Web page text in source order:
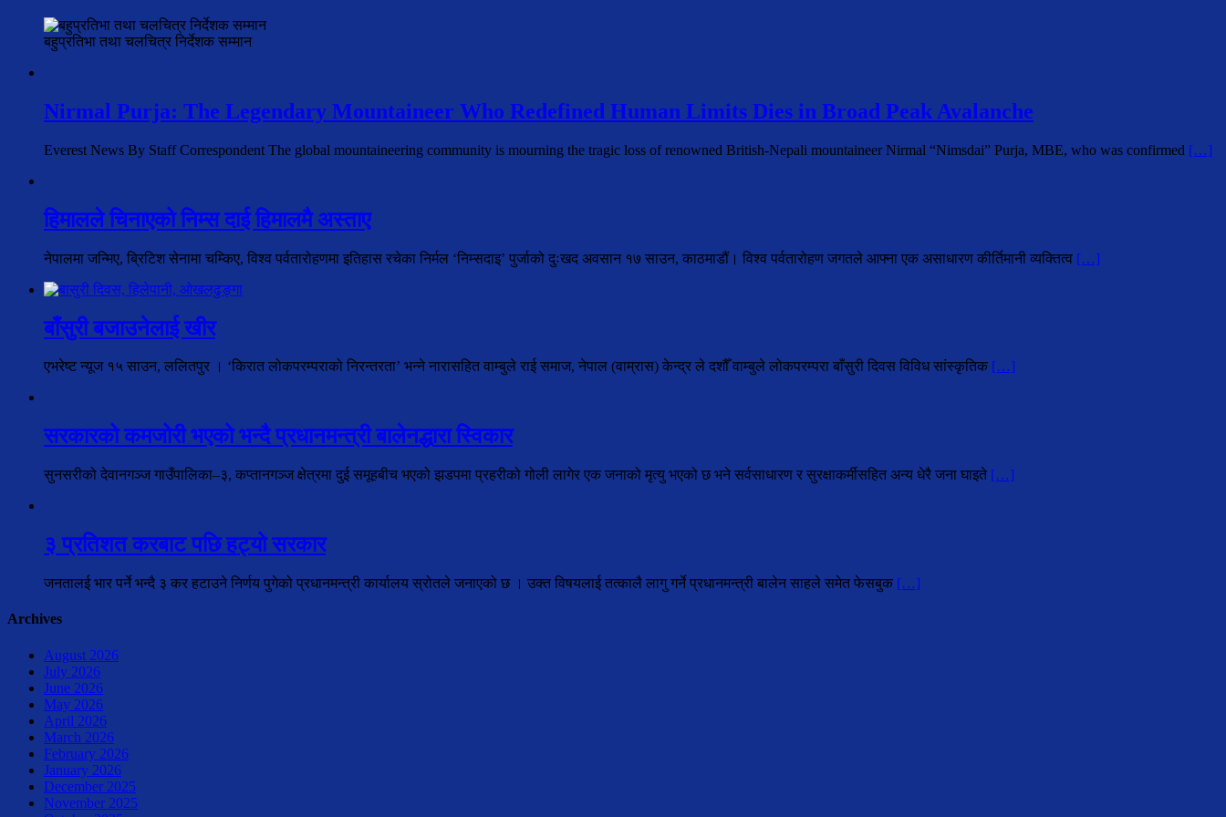
बहुप्रतिभा तथा चलचित्र निर्देशक सम्मान
Nirmal Purja: The Legendary Mountaineer Who Redefined Human Limits Dies in Broad Peak Avalanche
Everest News By Staff Correspondent The global mountaineering community is mourning the tragic loss of renowned British-Nepali mountaineer Nirmal “Nimsdai” Purja, MBE, who was confirmed […]
हिमालले चिनाएको निम्स दाई हिमालमै अस्ताए
नेपालमा जन्मिए, ब्रिटिश सेनामा चम्किए, विश्व पर्वतारोहणमा इतिहास रचेका निर्मल ‘निम्सदाइ’ पुर्जाको दुःखद अवसान १७ साउन, काठमाडौं। विश्व पर्वतारोहण जगतले आफ्ना एक असाधारण कीर्तिमानी व्यक्तित्व […]
बाँसुरी बजाउनेलाई खीर
एभरेष्ट न्यूज १५ साउन, ललितपुर । ‘किरात लोकपरम्पराको निरन्तरता’ भन्ने नारासहित वाम्बुले राई समाज, नेपाल (वाम्रास) केन्द्र ले दशौँ वाम्बुले लोकपरम्परा बाँसुरी दिवस विविध सांस्कृतिक […]
सरकारको कमजोरी भएको भन्दै प्रधानमन्त्री बालेनद्धारा स्विकार
सुनसरीको देवानगञ्ज गाउँपालिका–३, कप्तानगञ्ज क्षेत्रमा दुई समूहबीच भएको झडपमा प्रहरीको गोली लागेर एक जनाको मृत्यु भएको छ भने सर्वसाधारण र सुरक्षाकर्मीसहित अन्य धेरै जना घाइते […]
३ प्रतिशत करबाट पछि हट्यो सरकार
जनतालई भार पर्ने भन्दै ३ कर हटाउने निर्णय पुगेको प्रधानमन्त्री कार्यालय स्रोतले जनाएको छ । उक्त विषयलाई तत्कालै लागु गर्ने प्रधानमन्त्री बालेन साहले समेत फेसबुक […]
Archives
August 2026
July 2026
June 2026
May 2026
April 2026
March 2026
February 2026
January 2026
December 2025
November 2025